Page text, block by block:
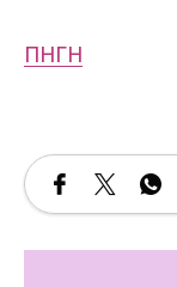
ΠΗΓΗ